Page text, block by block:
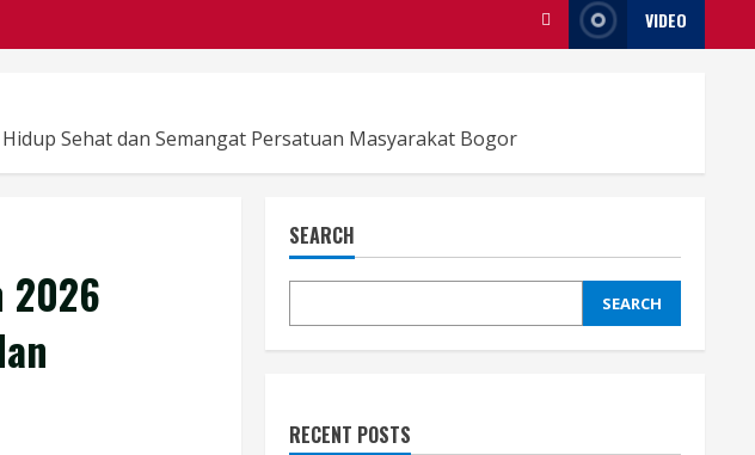
VIDEO
Sehat dan Semangat Persatuan Masyarakat Bogor
2026
SEARCH
SEARCH
RECENT POSTS